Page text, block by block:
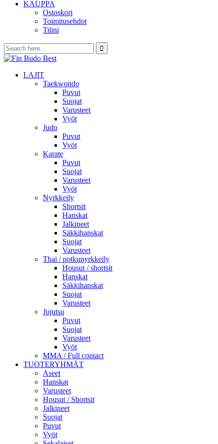
KAUPPA
Ostoskori
Toimitusehdot
Tilini
LAJIT
Taekwondo
Puvut
Suojat
Varusteet
Vyöt
Judo
Puvut
Vyöt
Karate
Puvut
Suojat
Varusteet
Vyöt
Nyrkkeily
Shortsit
Hanskat
Jalkineet
Säkkihanskat
Suojat
Varusteet
Thai / potkunyrkkeily
Housut / shortsit
Hanskat
Säkkihanskat
Suojat
Varusteet
Jujutsu
Puvut
Suojat
Varusteet
Vyöt
MMA / Full contact
TUOTERYHMÄT
Aseet
Hanskat
Varusteet
Housut / Shortsit
Jalkineet
Suojat
Puvut
Vyöt